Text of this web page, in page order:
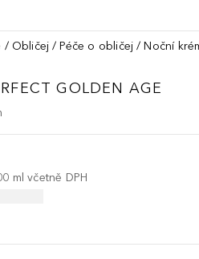
Obličej Péče o obličej Noční
GOLDEN AGE
ml včetně DPH